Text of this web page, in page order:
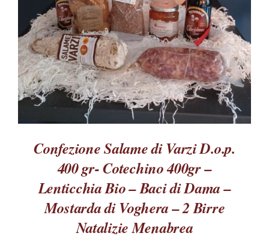
VARIANTI.
LE
OPZIONI
POSSONO
ESSERE
SCELTE
NELLA
PAGINA
DEL
PRODOTTO
Confezione Salame di Varzi D.o.p.
400 gr- Cotechino 400gr –
Lenticchia Bio – Baci di Dama –
Mostarda di Voghera – 2 Birre
Natalizie Menabrea